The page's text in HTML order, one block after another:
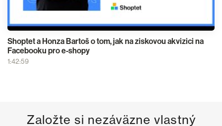
Shoptet a Honza Bartoš o tom, jak na ziskovou akvizici na
Facebooku pro e-shopy
1:42:59
Založte si nezáväzne vlastný